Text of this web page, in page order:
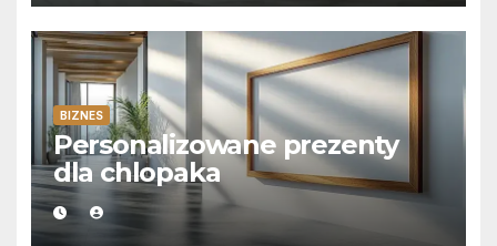
BIZNES
Personalizowane prezenty
dla chlopaka